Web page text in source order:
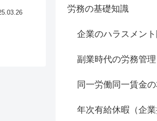
労務の基礎知識
企業のハラスメン
副業時代の労務管理
同一労働同一賃金
年次有給休暇（企